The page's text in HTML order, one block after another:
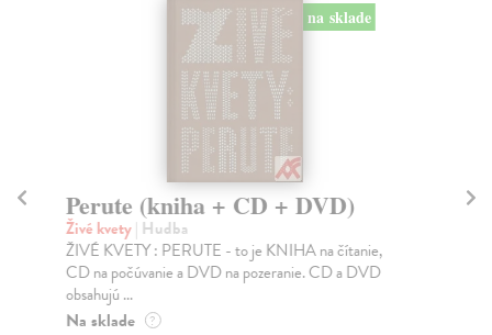
na sklade
Perute (kniha + CD + DVD)
Živé kvety| Hudba
ŽIVÉ KVETY : PERUTE - to je KNIHA na čítanie,
CD na počúvanie a DVD na pozeranie. CD a DVD
obsahujú ...
Na sklade ?